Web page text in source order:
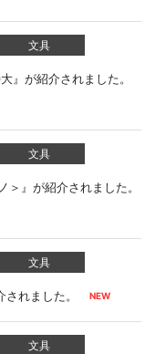
文具
』が紹介されました。
文具
＞』が紹介されました。
文具
れました。
文具